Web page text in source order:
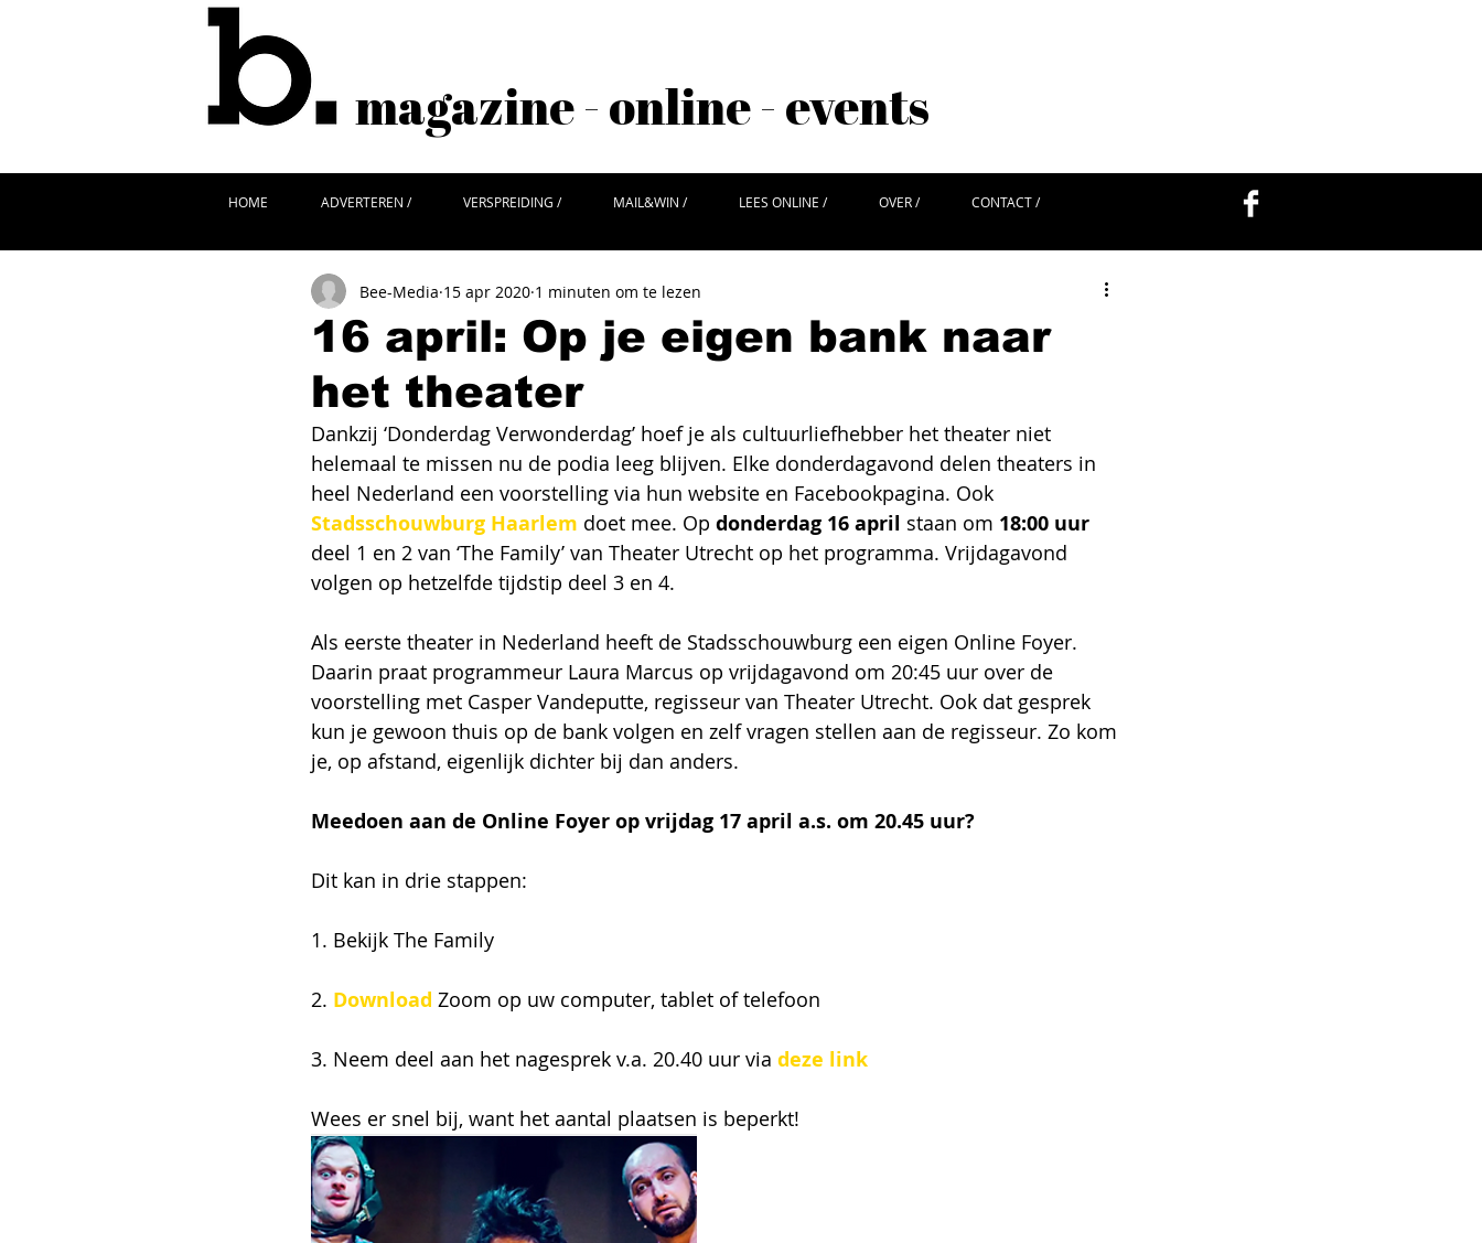
magazine - online - events
HOME ADVERTEREN / VERSPREIDING / MAIL&WIN / LEES ONLINE / OVER / CONTACT /
16 april: Op je eigen bank naar
het theater
Bee-Media 15 apr 2020 1 minuten om te lezen
Dankzij ‘Donderdag Verwonderdag’ hoef je als cultuurliefhebber het theater niet
helemaal te missen nu de podia leeg blijven. Elke donderdagavond delen theaters in
heel Nederland een voorstelling via hun website en Facebookpagina. Ook
Stadsschouwburg Haarlem doet mee. Op donderdag 16 april staan om 18:00 uur
deel 1 en 2 van ‘The Family’ van Theater Utrecht op het programma. Vrijdagavond
volgen op hetzelfde tijdstip deel 3 en 4.
Als eerste theater in Nederland heeft de Stadsschouwburg een eigen Online Foyer.
Daarin praat programmeur Laura Marcus op vrijdagavond om 20:45 uur over de
voorstelling met Casper Vandeputte, regisseur van Theater Utrecht. Ook dat gesprek
kun je gewoon thuis op de bank volgen en zelf vragen stellen aan de regisseur. Zo kom
je, op afstand, eigenlijk dichter bij dan anders.
Meedoen aan de Online Foyer op vrijdag 17 april a.s. om 20.45 uur?
Dit kan in drie stappen:
1. Bekijk The Family
2. Download Zoom op uw computer, tablet of telefoon
3. Neem deel aan het nagesprek v.a. 20.40 uur via deze link
Wees er snel bij, want het aantal plaatsen is beperkt!